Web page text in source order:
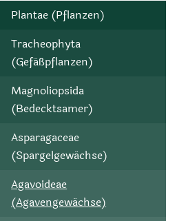
Plantae (Pflanzen)
Tracheophyta
(Gefäßpflanzen)
Magnoliopsida
(Bedecktsamer)
Asparagaceae
(Spargelgewächse)
Agavoideae
(Agavengewächse)